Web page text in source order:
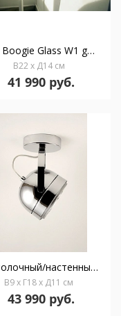
Бра Boogie Glass W1 gold/amber
В22 x Д14 см
41 990 руб.
Потолочный/настенный светильник Boogie W1 chrome
В9 x Г18 x Д11 см
43 990 руб.